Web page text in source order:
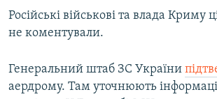
Російські військові та влада Криму
не коментували.
Генеральний штаб ЗС України
аердрому. Там уточнюють